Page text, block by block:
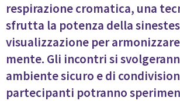
respirazione cromatica, una
sfrutta la potenza della
visualizzazione per
mente. Gli incontri si
ambiente sicuro e di
partecipanti potranno